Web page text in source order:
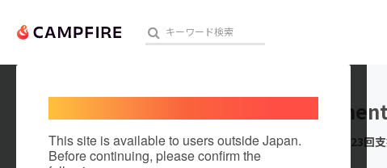
人気のプロジェクト 注目のリター
This site is available to users outside Japan.
Before continuing, please confirm the
kenta
これまでに23回